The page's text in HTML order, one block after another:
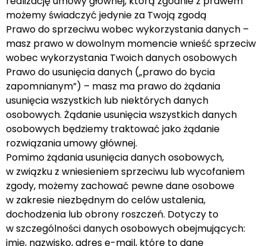
możemy świadczyć jedynie za Twoją zgodą
Prawo do sprzeciwu wobec wykorzystania danych –
masz prawo w dowolnym momencie wnieść sprzeciw
wobec wykorzystania Twoich danych osobowych
Prawo do usunięcia danych („prawo do bycia
zapomnianym”) – masz ma prawo do żądania
usunięcia wszystkich lub niektórych danych
osobowych. Żądanie usunięcia wszystkich danych
osobowych będziemy traktować jako żądanie
rozwiązania umowy głównej.
Pomimo żądania usunięcia danych osobowych,
w związku z wniesieniem sprzeciwu lub wycofaniem
zgody, możemy zachować pewne dane osobowe
w zakresie niezbędnym do celów ustalenia,
dochodzenia lub obrony roszczeń. Dotyczy to
w szczególności danych osobowych obejmujących:
imię, nazwisko, adres e-mail, które to dane